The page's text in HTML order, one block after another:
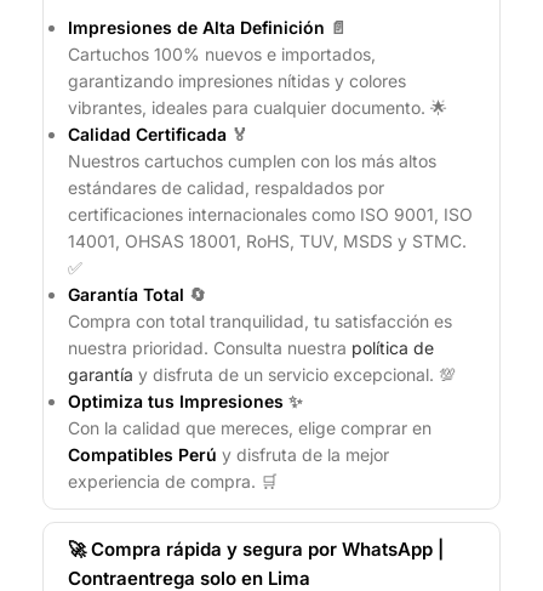
Impresiones de Alta Definición 📄
Cartuchos 100% nuevos e importados,
garantizando impresiones nítidas y colores
vibrantes, ideales para cualquier documento. 🌟
Calidad Certificada 🏅
Nuestros cartuchos cumplen con los más altos
estándares de calidad, respaldados por
certificaciones internacionales como ISO 9001, ISO
14001, OHSAS 18001, RoHS, TUV, MSDS y STMC.
✅
Garantía Total 🔄
Compra con total tranquilidad, tu satisfacción es
nuestra prioridad. Consulta nuestra política de
garantía y disfruta de un servicio excepcional. 💯
Optimiza tus Impresiones ✨
Con la calidad que mereces, elige comprar en
Compatibles Perú y disfruta de la mejor
experiencia de compra. 🛒
🚀 Compra rápida y segura por WhatsApp |
Contraentrega solo en Lima